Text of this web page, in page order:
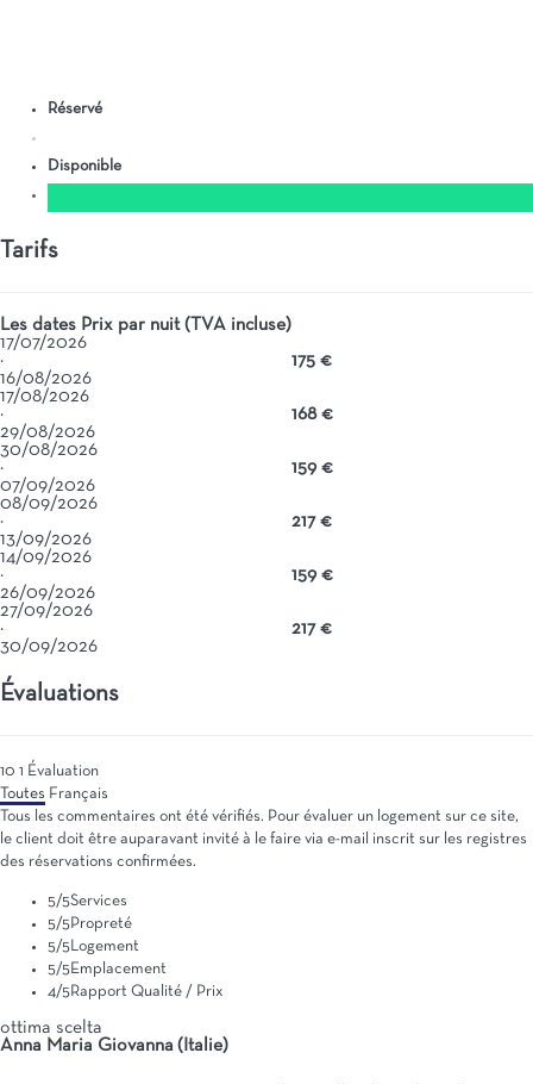
Réservé
Disponible
Tarifs
Les dates Prix par nuit (TVA incluse)
17/07/2026
·
16/08/2026
175 €
17/08/2026
·
29/08/2026
168 €
30/08/2026
·
07/09/2026
159 €
08/09/2026
·
13/09/2026
217 €
14/09/2026
·
26/09/2026
159 €
27/09/2026
·
30/09/2026
217 €
Évaluations
10 1 Évaluation
Toutes Français
Tous les commentaires ont été vérifiés. Pour évaluer un logement sur ce site,
le client doit être auparavant invité à le faire via e-mail inscrit sur les registres
des réservations confirmées.
5/5Services
5/5Propreté
5/5Logement
5/5Emplacement
4/5Rapport Qualité / Prix
ottima scelta
Anna Maria Giovanna (Italie)